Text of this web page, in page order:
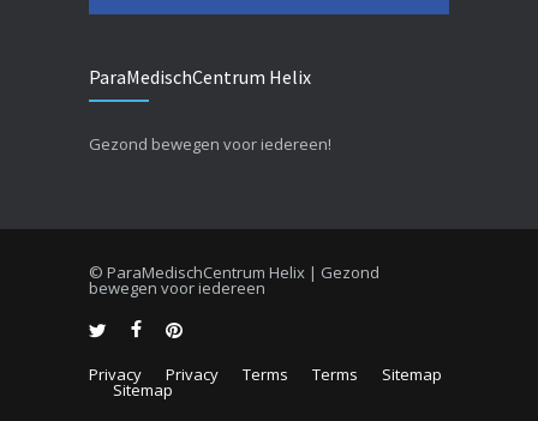
ParaMedischCentrum Helix
Gezond bewegen voor iedereen!
© ParaMedischCentrum Helix | Gezond
bewegen voor iedereen
Privacy Privacy Terms Terms Sitemap
Sitemap